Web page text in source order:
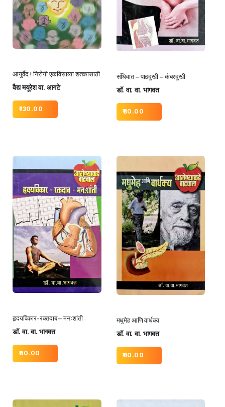
आयुर्वेद ! निरोगी एकविसाव्या शतकासाठी
वैद्य मयूरेश वा. आगटे
130.00
संधिवात – पाठदुखी – कंबरदुखी
डॉ. वा. वा. भागवत
80.00
हृदयविकार-रक्तदाब – मनःशांती
डॉ. वा. वा. भागवत
80.00
मधुमेह आणि वार्धक्य
डॉ. वा. वा. भागवत
80.00